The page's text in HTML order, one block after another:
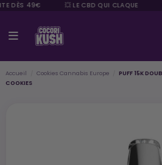
DÈS 49€ 💥 LE CBD QUI CLAQUE
Accueil Cookies Cannabis Europe
PUFF 15K
COOKIES